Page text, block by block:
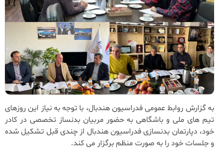
به گزارش روابط عمومی فدراسیون هندبال، با توجه به نیاز این روزهای
تیم های ملی و باشگاهی به حضور مربیان بدنساز تخصصی در کادر
خود، دپارتمان بدنسازی فدراسیون هندبال از چندی قبل تشکیل شده
و جلسات خود را به صورت منظم برگزار می کند.